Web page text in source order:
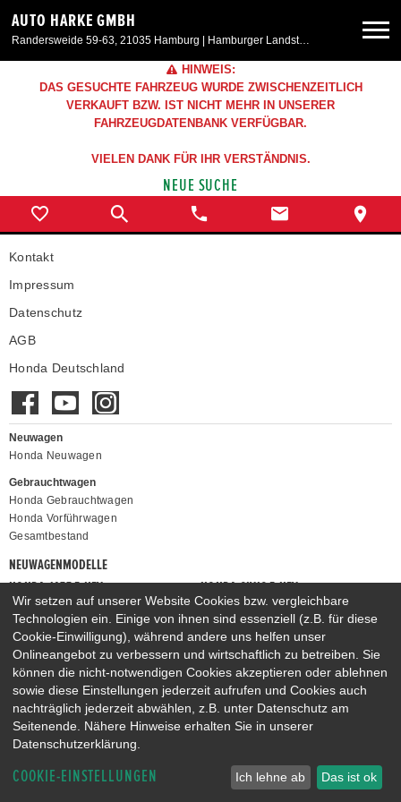
AUTO HARKE GMBH
Randersweide 59-63, 21035 Hamburg | Hamburger Landstr. 50, 21357 Bardowick
Neuwagen
Aktionen & Angebote
Service & Zubehör
Unser Autohaus
HINWEIS:
DAS GESUCHTE FAHRZEUG WURDE ZWISCHENZEITLICH
VERKAUFT BZW. IST NICHT MEHR IN UNSERER
FAHRZEUGDATENBANK VERFÜGBAR.
VIELEN DANK FÜR IHR VERSTÄNDNIS.
NEUE SUCHE
Kontakt
Impressum
Datenschutz
AGB
Honda Deutschland
Neuwagen
Honda Neuwagen
Gebrauchtwagen
Honda Gebrauchtwagen
Honda Vorführwagen
Gesamtbestand
NEUWAGENMODELLE
HONDA JAZZ E:HEV
HONDA CIVIC E:HEV
HONDA PRELUDE E:HEV
HONDA HR-V E:HEV
HONDA ZR-V E:HEV
HONDA CR-V E:HEV & E:PHEV
Wir setzen auf unserer Website Cookies bzw. vergleichbare
Technologien ein. Einige von ihnen sind essenziell (z.B. für diese
Cookie-Einwilligung), während andere uns helfen unser
Onlineangebot zu verbessern und wirtschaftlich zu betreiben. Sie
können die nicht-notwendigen Cookies akzeptieren oder ablehnen
sowie diese Einstellungen jederzeit aufrufen und Cookies auch
nachträglich jederzeit abwählen, z.B. unter Datenschutz am
Seitenende. Nähere Hinweise erhalten Sie in unserer
Datenschutzerklärung.
COOKIE-EINSTELLUNGEN Ich lehne ab Das ist ok